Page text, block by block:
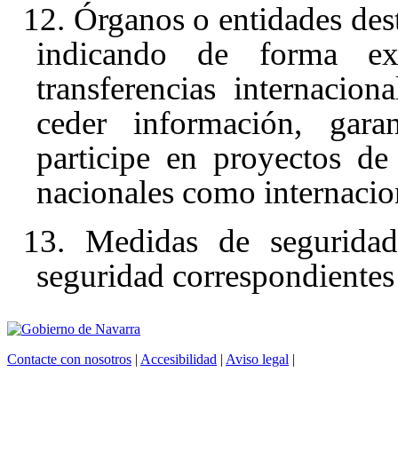
12. Órganos o entidades
indicando de forma
transferencias
ceder información,
participe en proyectos
nacionales como
13. Medidas de
seguridad
Contacte con nosotros | Accesibilidad | Aviso legal |